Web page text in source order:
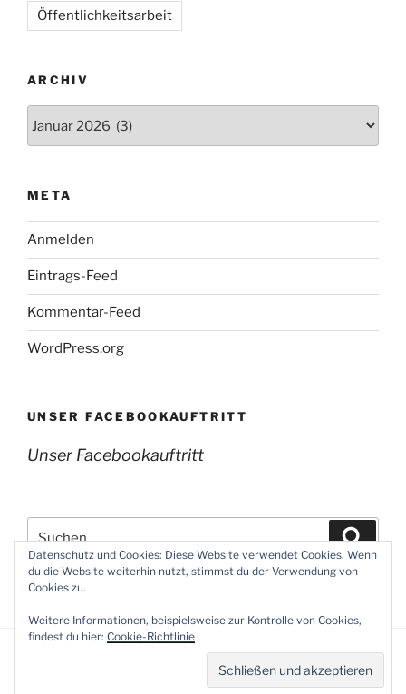
Öffentlichkeitsarbeit
ARCHIV
META
Anmelden
Eintrags-Feed
Kommentar-Feed
WordPress.org
UNSER FACEBOOKAUFTRITT
Unser Facebookauftritt
nach:
Stolz präsentiert von WordPress
Datenschutz und Cookies: Diese Website verwendet Cookies. Wenn
du die Website weiterhin nutzt, stimmst du der Verwendung von
Cookies zu.
Weitere Informationen, beispielsweise zur Kontrolle von Cookies,
findest du hier: Cookie-Richtlinie